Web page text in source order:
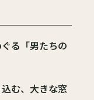
る「男たちの
む、大きな窓